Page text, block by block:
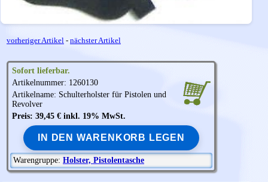
vorheriger Artikel - nächster Artikel
Sofort lieferbar.
Artikelnummer: 1260130
Artikelname: Schulterholster für Pistolen und
Revolver
Preis: 39,45 € inkl. 19% MwSt.
IN DEN WARENKORB LEGEN
Warengruppe: Holster, Pistolentasche